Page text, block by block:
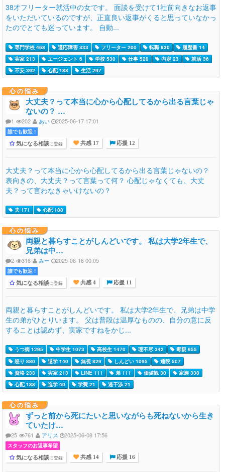
38才フリーター就活中の女です。 面談を受けて1社前向きなお返事
をいただいているのですが、正直良い返事がくると思っていなかっ
たのでとても迷っています。 自動...
専門学校 468 適応障害 333 フリーター 200 転職 830
履歴書 14
実家 213
エージェント 6 学校 530 仕事 520 内定 23
就活 36
不安 392
心配 188 生活 297
心の悩み
大丈夫？って本当に心から心配してるから出る言葉じゃ
ないの？ …
1 202 あい 2025-06-17 17:01
誰でも歓迎 !
気になる相談に登録 共感 17 応援 12
大丈夫？って本当に心から心配してるから出る言葉じゃないの？
表向きの、大丈夫？って言葉って何？ 心配じゃなくても、大丈
夫？って言わなきゃいけないの？
夫 171 心配 188
心の悩み
両親と暮らすことがしんどいです。 私は大学2年生で、
兄弟は中…
2 316 みー 2025-06-16 00:05
誰でも歓迎 !
気になる相談に登録 共感 4 応援 11
両親と暮らすことがしんどいです。 私は大学2年生で、兄弟は中学
生の弟がひとりいます。 父は普段は温厚なものの、自分の意に反
することは認めず、実家ですねをかじ...
うつ病 1295 中学生 1073 高校生 1470 理不尽 342
毒親 955
怒り 880
退学 140 無視 829 しんどい 1095
通院 507
資格 233
実家 213 LINE 111 弟 111 価値観 30
家族 338
心配 188
進学 40 学費 21 過干渉 21
心の悩み
ずっと前から死にたいと思いながらも死ねないから生き
ていたけ…
25 761 アリス 2025-06-08 17:56
スタッフのお返事希望
気になる相談に登録 共感 14 応援 16